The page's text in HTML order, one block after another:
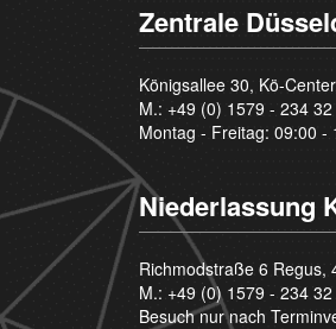
Zentrale
Königsallee 30, Kö-
M.: +49 (0) 1579 - 234 32
Montag - Freitag: 09:00 -
Niederlassung
Richmodstraße 6 Regus,
M.: +49 (0) 1579 - 234 32
Besuch nur nach